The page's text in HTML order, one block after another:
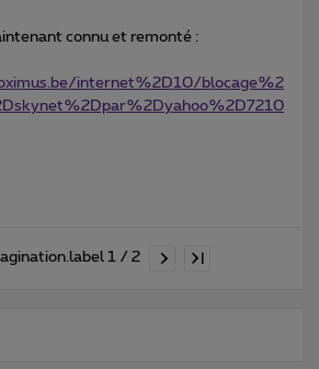
connu et remonté :
internet%2D10/blocage%2
1 / 2